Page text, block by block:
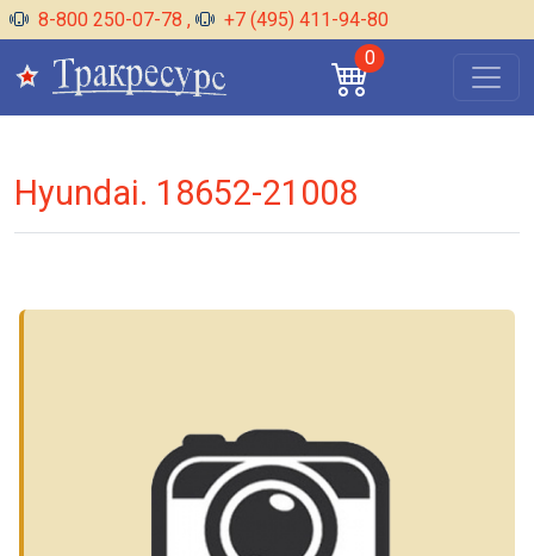
8-800 250-07-78 ,
+7 (495) 411-94-80
0
Hyundai. 18652-21008